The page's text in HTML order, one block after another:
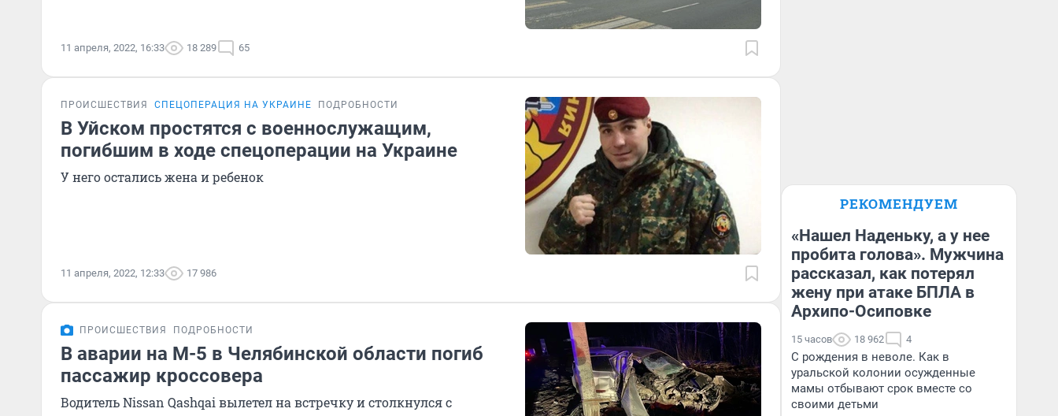
11 апреля, 2022, 16:33 18 289 65
ПРОИСШЕСТВИЯ СПЕЦОПЕРАЦИЯ НА УКРАИНЕ ПОДРОБНОСТИ
В Уйском простятся с военнослужащим,
погибшим в ходе спецоперации на Украине
У него остались жена и ребенок
11 апреля, 2022, 12:33 17 986
ПРОИСШЕСТВИЯ ПОДРОБНОСТИ
В аварии на М-5 в Челябинской области погиб
пассажир кроссовера
Водитель Nissan Qashqai вылетел на встречку и столкнулся с
РЕКОМЕНДУЕМ
«Нашел Наденьку, а у нее
пробита голова». Мужчина
рассказал, как потерял
жену при атаке БПЛА в
Архипо-Осиповке
15 часов 18 962 4
С рождения в неволе. Как в
уральской колонии осужденные
мамы отбывают срок вместе со
своими детьми